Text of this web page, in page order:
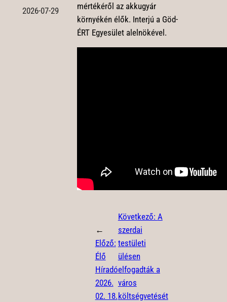
2026-07-29
mértékéről az akkugyár
környékén élők. Interjú a Göd-
ÉRT Egyesület alelnökével.
←
Előző:
Élő
Híradó
2026.
02. 18.
Következő: A
szerdai
testületi
ülésen
elfogadták a
város
költségvetését